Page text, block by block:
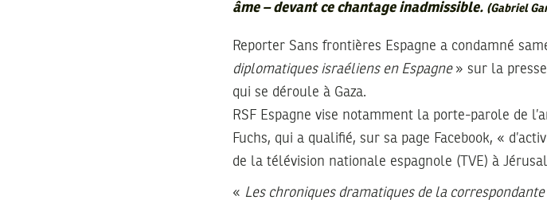
âme – devant ce chantage inadmissible. (Gabriel
Reporter Sans frontières Espagne a condamné
diplomatiques israéliens en Espagne » sur la
qui se déroule à Gaza.
RSF Espagne vise notamment la porte-parole de
Fuchs, qui a qualifié, sur sa page Facebook, «
de la télévision nationale espagnole (TVE) à
« Les chroniques dramatiques de la